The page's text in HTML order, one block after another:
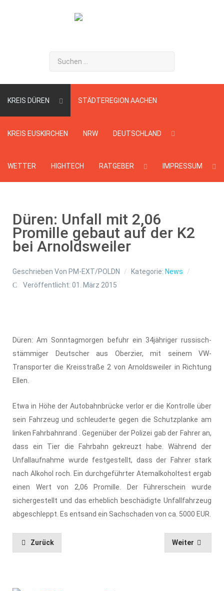
Suchen
...
KREIS DÜREN STÄDTEREGION AACHEN
KREIS EUSKIRCHEN NRW DEUTSCHLAND
WETTER HIGHTECH RATGEBER IMPRESSUM
Düren: Unfall mit 2,06
Promille gebaut auf der K2
bei Arnoldsweiler
Geschrieben Von PM-EXT/POLDN Kategorie: News
Veröffentlicht: 01. März 2015
Düren: Am Sonntagmorgen befuhr ein 34jähriger russisch-
stämmiger Deutscher aus Oberzier, mit seinem VW-
Transporter die Kreisstraße 2 von Arnoldsweiler in Richtung
Ellen.
Etwa in Höhe der Autobahnbrücke verlor er die Kontrolle über
sein Fahrzeug und schleuderte gegen die Schutzplanke am
linken Fahrbahnrand . Gegenüber der Polizei gab der Fahrer an,
dass ein Tier die Fahrbahn gekreuzt habe. Während der
Unfallaufnahme wurde festgestellt, dass der Fahrer stark
nach Alkohol roch. Ein durchgeführter Atemalkoholtest ergab
einen Wert von 2,06 Promille. Der Führerschein wurde
sichergestellt und das erheblich beschädigte Unfallfahrzeug
abgeschleppt. Es entsand ein Sachschaden von ca. 5000 EUR.
Zurück Weiter